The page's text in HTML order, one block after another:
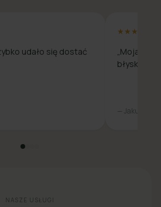
udało się dostać
★★★★★
„Moja
— Jakub L., 31
NASZE USŁUGI